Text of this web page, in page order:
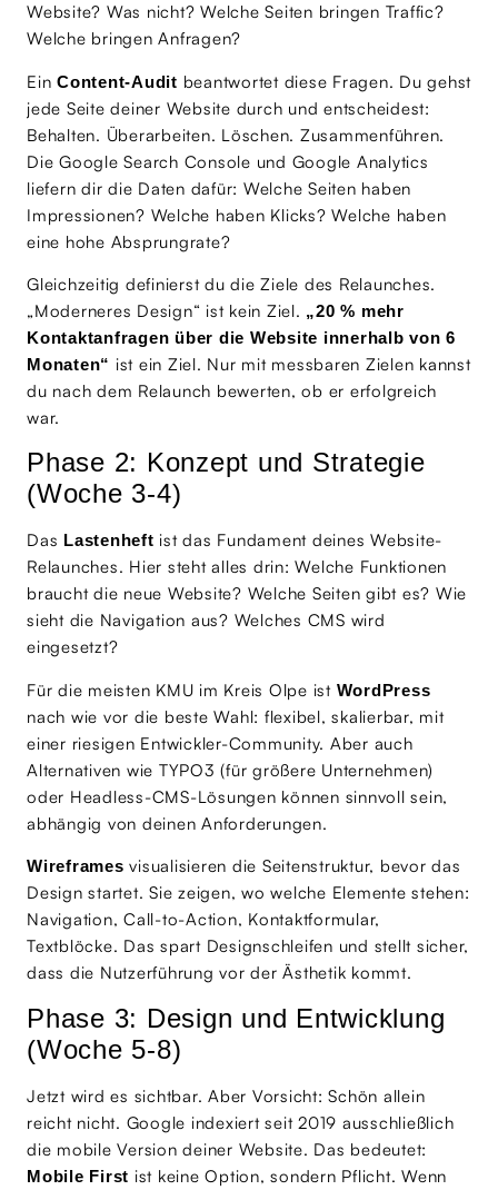
Website? Was nicht? Welche Seiten bringen Traffic?
Welche bringen Anfragen?
Ein Content-Audit beantwortet diese Fragen. Du gehst
jede Seite deiner Website durch und entscheidest:
Behalten. Überarbeiten. Löschen. Zusammenführen.
Die Google Search Console und Google Analytics
liefern dir die Daten dafür: Welche Seiten haben
Impressionen? Welche haben Klicks? Welche haben
eine hohe Absprungrate?
Gleichzeitig definierst du die Ziele des Relaunches.
„Moderneres Design“ ist kein Ziel. „20 % mehr
Kontaktanfragen über die Website innerhalb von 6
Monaten“ ist ein Ziel. Nur mit messbaren Zielen kannst
du nach dem Relaunch bewerten, ob er erfolgreich
war.
Phase 2: Konzept und Strategie
(Woche 3-4)
Das Lastenheft ist das Fundament deines Website-
Relaunches. Hier steht alles drin: Welche Funktionen
braucht die neue Website? Welche Seiten gibt es? Wie
sieht die Navigation aus? Welches CMS wird
eingesetzt?
Für die meisten KMU im Kreis Olpe ist WordPress
nach wie vor die beste Wahl: flexibel, skalierbar, mit
einer riesigen Entwickler-Community. Aber auch
Alternativen wie TYPO3 (für größere Unternehmen)
oder Headless-CMS-Lösungen können sinnvoll sein,
abhängig von deinen Anforderungen.
Wireframes visualisieren die Seitenstruktur, bevor das
Design startet. Sie zeigen, wo welche Elemente stehen:
Navigation, Call-to-Action, Kontaktformular,
Textblöcke. Das spart Designschleifen und stellt sicher,
dass die Nutzerführung vor der Ästhetik kommt.
Phase 3: Design und Entwicklung
(Woche 5-8)
Jetzt wird es sichtbar. Aber Vorsicht: Schön allein
reicht nicht. Google indexiert seit 2019 ausschließlich
die mobile Version deiner Website. Das bedeutet:
Mobile First ist keine Option, sondern Pflicht. Wenn